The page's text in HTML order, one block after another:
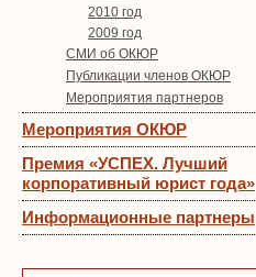
2010 год
2009 год
СМИ об ОКЮР
Публикации членов ОКЮР
Мероприятия партнеров
Мероприятия ОКЮР
Премия «УСПЕХ. Лучший
корпоративный юрист года»
Информационные партнеры